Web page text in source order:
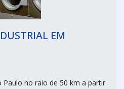
EM
Paulo no raio de 50 km a partir